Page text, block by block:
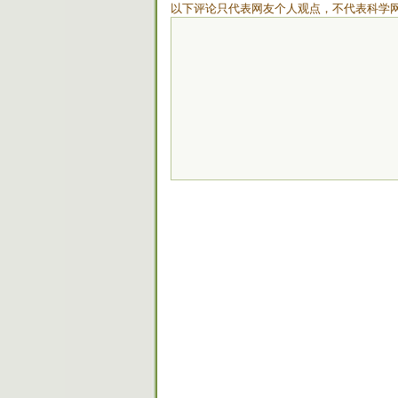
以下评论只代表网友个人观点，不代表科学